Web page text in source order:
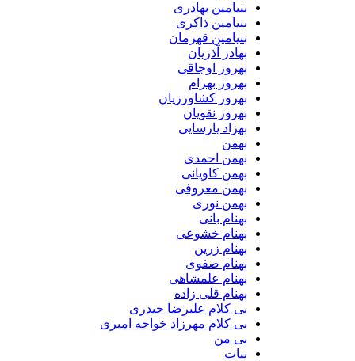
بنیامین بهادری
بنیامین ذاکری
بنیامین قهرمان
بهادر آذریان
بهروز اوجاقی
بهروز بهرام
بهروز کشاورزیان
بهروز نقویان
بهزاد پارسایی
بهمن احمدی
بهمن کاویانی
بهمن معروفی
بهمن نوری
بهنام بانی
بهنام خشوعی
بهنام زرین
بهنام صفوی
بهنام علمشاهی
بهنام قلی زاده
بی کلام علیرضا حیدری
بی کلام مهرزاد خواجه امیری